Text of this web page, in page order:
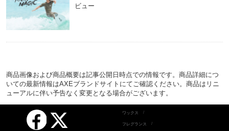
ビュー
商品画像および商品概要は記事公開日時点での情報です。商品詳細につ
いての最新情報はAXEブランドサイトにてご確認ください。商品はリニ
ューアルに伴い予告なく変更となる場合がございます。
Facebook ワックス
フレグランス